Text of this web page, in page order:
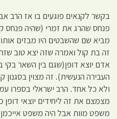
בקשר לקנאים פוגעים בו אז הרב
פנחס שהרג את זמרי (שהיה פנחס
מביא שם שהשבטים היו מבזים
זה בת קול ואמרה שזה יצא טוב
אדם יוצא דופן(שגם בין השאר בקי
העבירה הנעשית). זה מצוין
ולא כל אחד. הרב ישראלי בספרו
מצמצם את זה ליחידים יוצאי דופן
משפט מוות אבל היה משפט